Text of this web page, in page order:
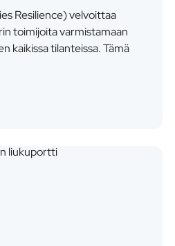
Resilience) velvoittaa
toimijoita varmistamaan
kaikissa tilanteissa. Tämä